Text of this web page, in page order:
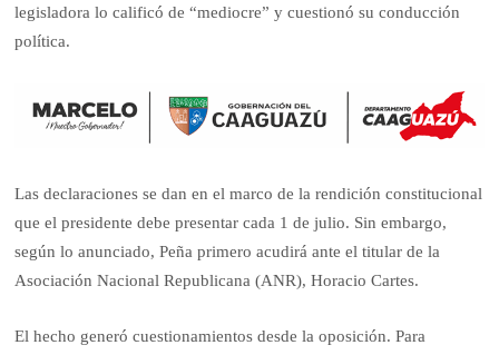
legisladora lo calificó de “mediocre” y cuestionó su conducción
política.
Las declaraciones se dan en el marco de la rendición constitucional
que el presidente debe presentar cada 1 de julio. Sin embargo,
según lo anunciado, Peña primero acudirá ante el titular de la
Asociación Nacional Republicana (ANR), Horacio Cartes.
El hecho generó cuestionamientos desde la oposición. Para